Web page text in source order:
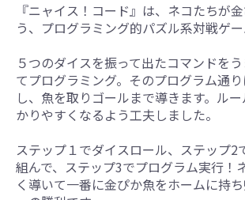
『ニャイス！コード』は、ネコたちが
う、プログラミング的パズル系対戦ゲー
５つのダイスを振って出たコマンドを
てプログラミング。そのプログラム通
し、魚を取りゴールまで導きます。ル
かりやすくなるよう工夫しました。
ステップ１でダイスロール、ステップ2
組んで、ステップ3でプログラム実行！
く導いて一番に金ぴか魚をホームに持